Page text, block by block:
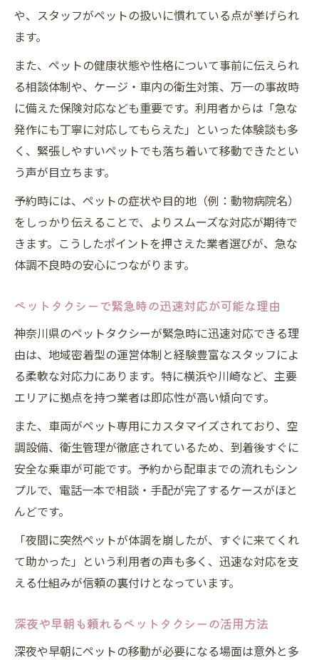
や、スタッフがペットの扱いに慣れている点が挙げられ
ます。
また、ペットの健康状態や性格について事前に伝えられ
る相談体制や、ケージ・車内の衛生対策、万一の事故時
に備えた保険対応なども重要です。利用者からは「急な
発作にも丁寧に対応してもらえた」といった体験談も多
く、緊張しやすいペットでも落ち着いて移動できたとい
う声が目立ちます。
予約時には、ペットの症状や目的地（例：動物病院名）
をしっかり伝えることで、よりスムーズな対応が期待で
きます。こうしたポイントを押さえた業者選びが、急な
体調不良時の安心につながります。
ペットタクシーで緊急時の迅速対応が可能な理由
神奈川県のペットタクシーが緊急時に迅速対応できる理
由は、地域密着型の運営体制と経験豊富なスタッフによ
る柔軟な対応力にあります。特に横浜や川崎など、主要
エリアに拠点を持つ業者は即応性が高い傾向です。
また、車両がペット専用にカスタマイズされており、空
調設備、衛生管理が徹底されているため、到着後すぐに
安全な乗車が可能です。予約から配車までの流れもシン
プルで、電話一本で相談・手配が完了するケースがほと
んどです。
「夜間に突然ペットが体調を崩したが、すぐに来てくれ
て助かった」という利用者の声も多く、迅速な対応を支
える仕組みが信頼の裏付けとなっています。
深夜や早朝も頼れるペットタクシーの活用方法
深夜や早朝にペットの移動が必要になる場面は意外と多